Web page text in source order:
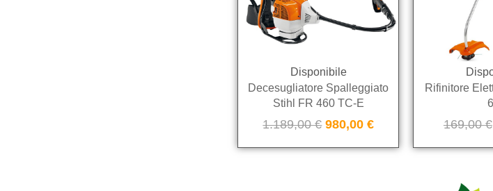
Disponibile
Decesugliatore Spalleggiato
Stihl FR 460 TC-E
1.189,00€ 980,00€
Rifinitore
169,00€